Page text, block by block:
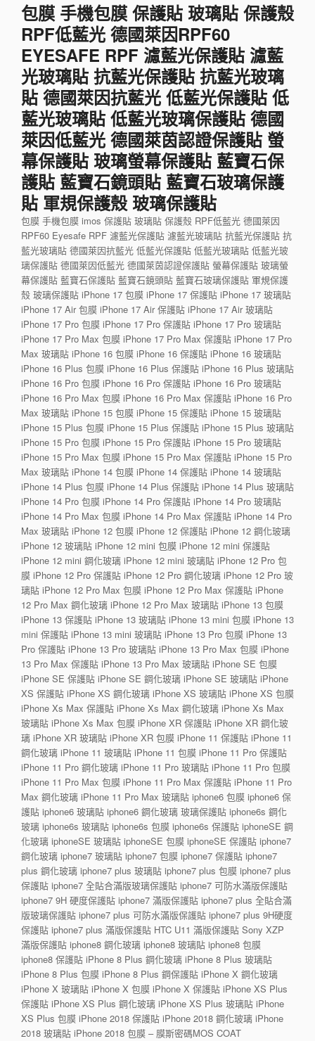
包膜 手機包膜 保護貼 玻璃貼 保護殼
RPF低藍光 德國萊因RPF60
EYESAFE RPF 濾藍光保護貼 濾藍
光玻璃貼 抗藍光保護貼 抗藍光玻璃
貼 德國萊因抗藍光 低藍光保護貼 低
藍光玻璃貼 低藍光玻璃保護貼 德國
萊因低藍光 德國萊茵認證保護貼 螢
幕保護貼 玻璃螢幕保護貼 藍寶石保
護貼 藍寶石鏡頭貼 藍寶石玻璃保護
貼 軍規保護殼 玻璃保護貼
包膜 手機包膜 imos 保護貼 玻璃貼 保護殼 RPF低藍光 德國萊因
RPF60 Eyesafe RPF 濾藍光保護貼 濾藍光玻璃貼 抗藍光保護貼 抗
藍光玻璃貼 德國萊因抗藍光 低藍光保護貼 低藍光玻璃貼 低藍光玻
璃保護貼 德國萊因低藍光 德國萊茵認證保護貼 螢幕保護貼 玻璃螢
幕保護貼 藍寶石保護貼 藍寶石鏡頭貼 藍寶石玻璃保護貼 軍規保護
殼 玻璃保護貼 iPhone 17 包膜 iPhone 17 保護貼 iPhone 17 玻璃貼
iPhone 17 Air 包膜 iPhone 17 Air 保護貼 iPhone 17 Air 玻璃貼
iPhone 17 Pro 包膜 iPhone 17 Pro 保護貼 iPhone 17 Pro 玻璃貼
iPhone 17 Pro Max 包膜 iPhone 17 Pro Max 保護貼 iPhone 17 Pro
Max 玻璃貼 iPhone 16 包膜 iPhone 16 保護貼 iPhone 16 玻璃貼
iPhone 16 Plus 包膜 iPhone 16 Plus 保護貼 iPhone 16 Plus 玻璃貼
iPhone 16 Pro 包膜 iPhone 16 Pro 保護貼 iPhone 16 Pro 玻璃貼
iPhone 16 Pro Max 包膜 iPhone 16 Pro Max 保護貼 iPhone 16 Pro
Max 玻璃貼 iPhone 15 包膜 iPhone 15 保護貼 iPhone 15 玻璃貼
iPhone 15 Plus 包膜 iPhone 15 Plus 保護貼 iPhone 15 Plus 玻璃貼
iPhone 15 Pro 包膜 iPhone 15 Pro 保護貼 iPhone 15 Pro 玻璃貼
iPhone 15 Pro Max 包膜 iPhone 15 Pro Max 保護貼 iPhone 15 Pro
Max 玻璃貼 iPhone 14 包膜 iPhone 14 保護貼 iPhone 14 玻璃貼
iPhone 14 Plus 包膜 iPhone 14 Plus 保護貼 iPhone 14 Plus 玻璃貼
iPhone 14 Pro 包膜 iPhone 14 Pro 保護貼 iPhone 14 Pro 玻璃貼
iPhone 14 Pro Max 包膜 iPhone 14 Pro Max 保護貼 iPhone 14 Pro
Max 玻璃貼 iPhone 12 包膜 iPhone 12 保護貼 iPhone 12 鋼化玻璃
iPhone 12 玻璃貼 iPhone 12 mini 包膜 iPhone 12 mini 保護貼
iPhone 12 mini 鋼化玻璃 iPhone 12 mini 玻璃貼 iPhone 12 Pro 包
膜 iPhone 12 Pro 保護貼 iPhone 12 Pro 鋼化玻璃 iPhone 12 Pro 玻
璃貼 iPhone 12 Pro Max 包膜 iPhone 12 Pro Max 保護貼 iPhone
12 Pro Max 鋼化玻璃 iPhone 12 Pro Max 玻璃貼 iPhone 13 包膜
iPhone 13 保護貼 iPhone 13 玻璃貼 iPhone 13 mini 包膜 iPhone 13
mini 保護貼 iPhone 13 mini 玻璃貼 iPhone 13 Pro 包膜 iPhone 13
Pro 保護貼 iPhone 13 Pro 玻璃貼 iPhone 13 Pro Max 包膜 iPhone
13 Pro Max 保護貼 iPhone 13 Pro Max 玻璃貼 iPhone SE 包膜
iPhone SE 保護貼 iPhone SE 鋼化玻璃 iPhone SE 玻璃貼 iPhone
XS 保護貼 iPhone XS 鋼化玻璃 iPhone XS 玻璃貼 iPhone XS 包膜
iPhone Xs Max 保護貼 iPhone Xs Max 鋼化玻璃 iPhone Xs Max
玻璃貼 iPhone Xs Max 包膜 iPhone XR 保護貼 iPhone XR 鋼化玻
璃 iPhone XR 玻璃貼 iPhone XR 包膜 iPhone 11 保護貼 iPhone 11
鋼化玻璃 iPhone 11 玻璃貼 iPhone 11 包膜 iPhone 11 Pro 保護貼
iPhone 11 Pro 鋼化玻璃 iPhone 11 Pro 玻璃貼 iPhone 11 Pro 包膜
iPhone 11 Pro Max 包膜 iPhone 11 Pro Max 保護貼 iPhone 11 Pro
Max 鋼化玻璃 iPhone 11 Pro Max 玻璃貼 iphone6 包膜 iphone6 保
護貼 iphone6 玻璃貼 iphone6 鋼化玻璃 玻璃保護貼 iphone6s 鋼化
玻璃 iphone6s 玻璃貼 iphone6s 包膜 iphone6s 保護貼 iphoneSE 鋼
化玻璃 iphoneSE 玻璃貼 iphoneSE 包膜 iphoneSE 保護貼 iphone7
鋼化玻璃 iphone7 玻璃貼 iphone7 包膜 iphone7 保護貼 iphone7
plus 鋼化玻璃 iphone7 plus 玻璃貼 iphone7 plus 包膜 iphone7 plus
保護貼 iphone7 全貼合滿版玻璃保護貼 iphone7 可防水滿版保護貼
iphone7 9H 硬度保護貼 iphone7 滿版保護貼 iphone7 plus 全貼合滿
版玻璃保護貼 iphone7 plus 可防水滿版保護貼 iphone7 plus 9H硬度
保護貼 iphone7 plus 滿版保護貼 HTC U11 滿版保護貼 Sony XZP
滿版保護貼 iphone8 鋼化玻璃 iphone8 玻璃貼 iphone8 包膜
iphone8 保護貼 iPhone 8 Plus 鋼化玻璃 iPhone 8 Plus 玻璃貼
iPhone 8 Plus 包膜 iPhone 8 Plus 鋼保護貼 iPhone X 鋼化玻璃
iPhone X 玻璃貼 iPhone X 包膜 iPhone X 保護貼 iPhone XS Plus
保護貼 iPhone XS Plus 鋼化玻璃 iPhone XS Plus 玻璃貼 iPhone
XS Plus 包膜 iPhone 2018 保護貼 iPhone 2018 鋼化玻璃 iPhone
2018 玻璃貼 iPhone 2018 包膜 – 膜斯密碼MOS COAT